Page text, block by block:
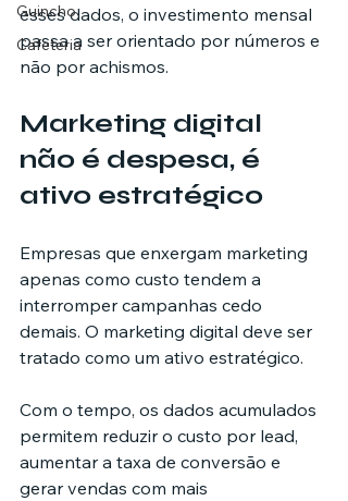
Guincho
Cafeteria
esses dados, o investimento mensal
passa a ser orientado por números e
não por achismos.
Marketing digital
não é despesa, é
ativo estratégico
Empresas que enxergam marketing
apenas como custo tendem a
interromper campanhas cedo
demais. O marketing digital deve ser
tratado como um ativo estratégico.
Com o tempo, os dados acumulados
permitem reduzir o custo por lead,
aumentar a taxa de conversão e
gerar vendas com mais